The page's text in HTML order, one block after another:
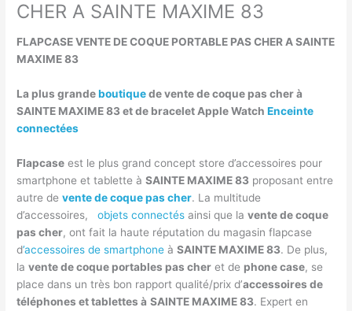
CHER A SAINTE MAXIME 83
FLAPCASE VENTE DE COQUE PORTABLE PAS CHER A SAINTE
MAXIME 83
La plus grandeboutiquede vente de coque pas cher à
SAINTE MAXIME 83 et de bracelet Apple WatchEnceinte
connectées
Flapcase est le plus grand concept store d’accessoires pour
smartphone et tablette àSAINTE MAXIME 83 proposant entre
autre devente de coque pas cher. La multitude
d’accessoires,objets connectés ainsi que lavente de coque
pas cher, ont fait la haute réputation du magasin flapcase
d’accessoires de smartphone àSAINTE MAXIME 83. De plus,
lavente de coque portables pas cher et de phone case, se
place dans un très bon rapport qualité/prix d’accessoires de
téléphones et tablettes à SAINTE MAXIME 83. Expert en